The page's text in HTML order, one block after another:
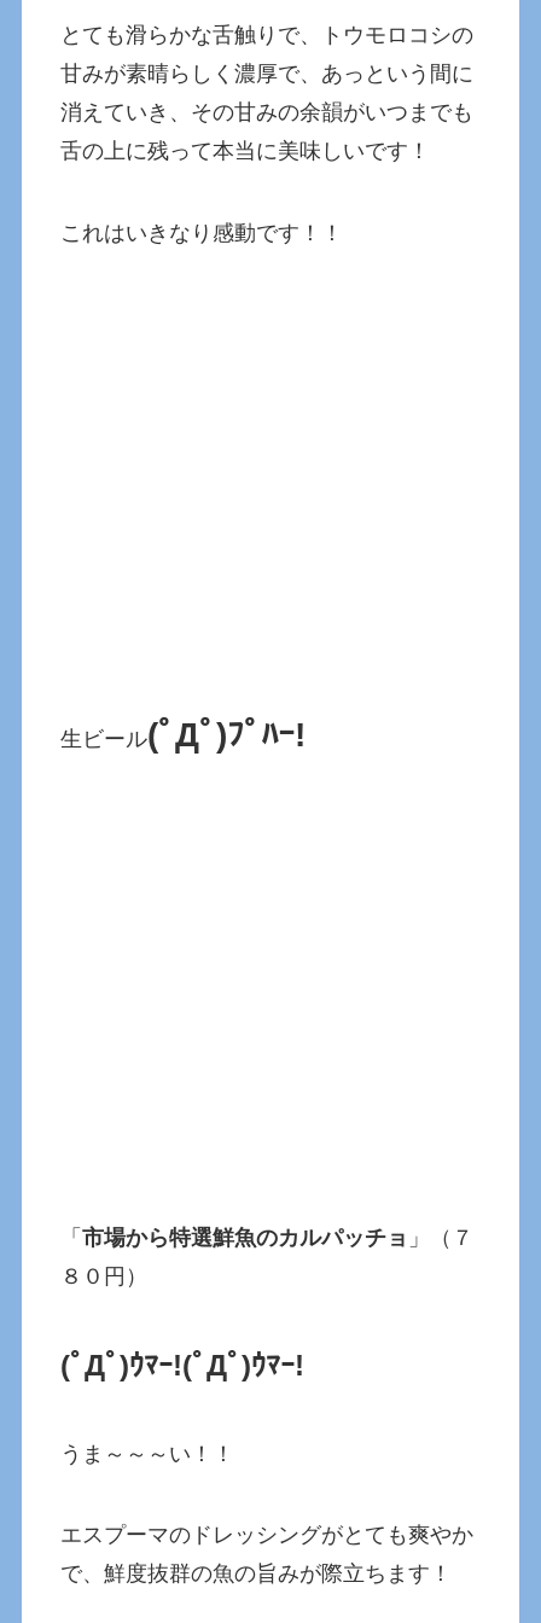
とても滑らかな舌触りで、トウモロコシの
甘みが素晴らしく濃厚で、あっという間に
消えていき、その甘みの余韻がいつまでも
舌の上に残って本当に美味しいです！
これはいきなり感動です！！
生ビール(ﾟДﾟ)ﾌﾟﾊｰ!
「市場から特選鮮魚のカルパッチョ 」（７
８０円）
(ﾟДﾟ)ｳﾏｰ!(ﾟДﾟ)ｳﾏｰ!
うま～～～い！！
エスプーマのドレッシングがとても爽やか
で、鮮度抜群の魚の旨みが際立ちます！